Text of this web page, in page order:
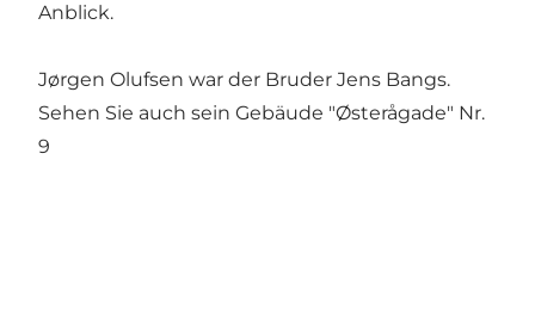
Anblick.
Jørgen Olufsen war der Bruder Jens Bangs.
Sehen Sie auch sein Gebäude "Østerågade" Nr.
9